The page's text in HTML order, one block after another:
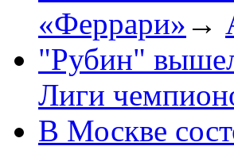
«Феррари» →
"Рубин"
Лиги
В Москве